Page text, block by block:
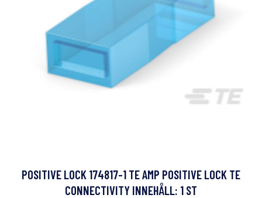
POSITIVE LOCK 174817-1 TE AMP POSITIVE LOCK TE
CONNECTIVITY INNEHÅLL: 1 ST